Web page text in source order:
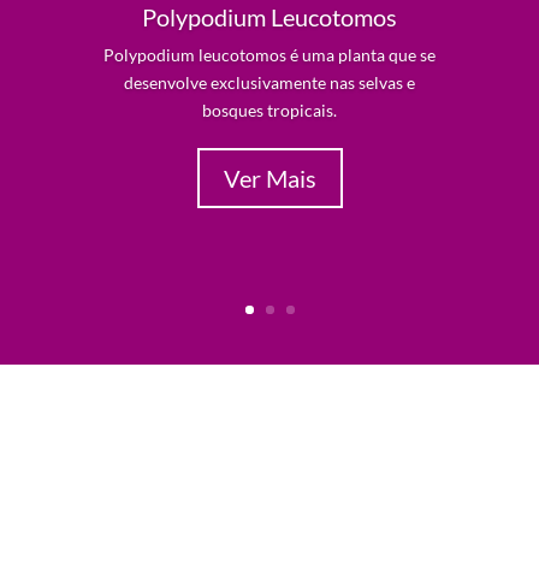
Polypodium Leucotomos
Polypodium leucotomos é uma planta que se
desenvolve exclusivamente nas selvas e
bosques tropicais.
Ver Mais